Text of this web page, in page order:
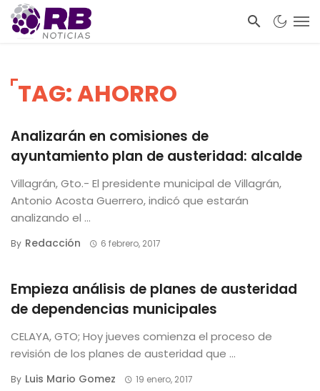
TAG: AHORRO
Analizarán en comisiones de
ayuntamiento plan de austeridad: alcalde
Villagrán, Gto.- El presidente municipal de Villagrán,
Antonio Acosta Guerrero, indicó que estarán
analizando el ...
By Redacción 6 febrero, 2017
Empieza análisis de planes de austeridad
de dependencias municipales
CELAYA, GTO; Hoy jueves comienza el proceso de
revisión de los planes de austeridad que ...
By Luis Mario Gomez 19 enero, 2017